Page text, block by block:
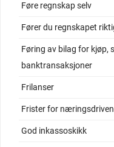
Føre regnskap selv
Fører du regnskapet
Føring av bilag for kjøp,
banktransaksjoner
Frilanser
Frister for
God inkassoskikk